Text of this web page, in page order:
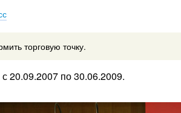
торговую точку.
20.09.2007 по 30.06.2009.